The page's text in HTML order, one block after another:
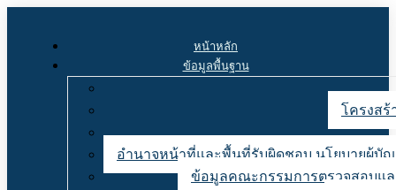
หน้าหลัก
ข้อมูลพื้นฐาน
โครงสร้
อำนาจหน้าที่และพื้นที่รับผิดชอบ นโยบายผู้บั
ข้อมูลคณะกรรมการตรวจสอบแล